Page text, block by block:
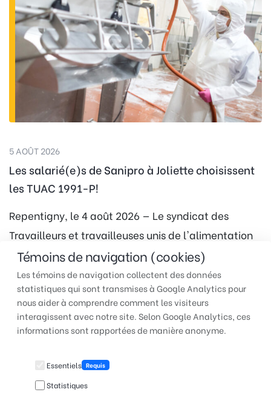
Témoins de navigation (cookies)
Les témoins de navigation collectent des données
statistiques qui sont transmises à Google Analytics pour
nous aider à comprendre comment les visiteurs
interagissent avec notre site. Selon Google Analytics, ces
informations sont rapportées de manière anonyme.
Essentiels Requis
Statistiques
5 AOÛT 2026
Les salarié(e)s de Sanipro à Joliette choisissent
les TUAC 1991-P!
Repentigny, le 4 août 2026 — Le syndicat des
Travailleurs et travailleuses unis de l'alimentation
et du commerce, section locale 1991-P (TUAC
1991-P) est…
TUAC QUÉBEC | Pour faire